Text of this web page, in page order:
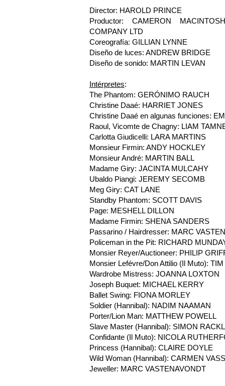
Director: HAROLD PRINCE
Productor: CAMERON
COMPANY LTD
Coreografía: GILLIAN LYNNE
Diseño de luces: ANDREW BRIDGE
Diseño de sonido: MARTIN LEVAN
Intérpretes:
The Phantom: GERÓNIMO RAUCH
Christine Daaé: HARRIET JONES
Christine Daaé en algunas funciones:
Raoul, Vicomte de Chagny: LIAM
Carlotta Giudicelli: LARA MARTINS
Monsieur Firmin: ANDY HOCKLEY
Monsieur André: MARTIN BALL
Madame Giry: JACINTA MULCAHY
Ubaldo Piangi: JEREMY SECOMB
Meg Giry: CAT LANE
Standby Phantom: SCOTT DAVIS
Page: MESHELL DILLON
Madame Firmin: SHENA SANDERS
Passarino / Hairdresser: MARC
Policeman in the Pit: RICHARD
Monsier Reyer/Auctioneer: PHILIP
Monsier Lefévre/Don Attilio (Il Muto):
Wardrobe Mistress: JOANNA LOXTON
Joseph Buquet: MICHAEL KERRY
Ballet Swing: FIONA MORLEY
Soldier (Hannibal): NADIM NAAMAN
Porter/Lion Man: MATTHEW POWELL
Slave Master (Hannibal): SIMON
Confidante (Il Muto): NICOLA
Princess (Hannibal): CLAIRE DOYLE
Wild Woman (Hannibal): CARMEN VASS
Jeweller: MARC VASTENAVONDT